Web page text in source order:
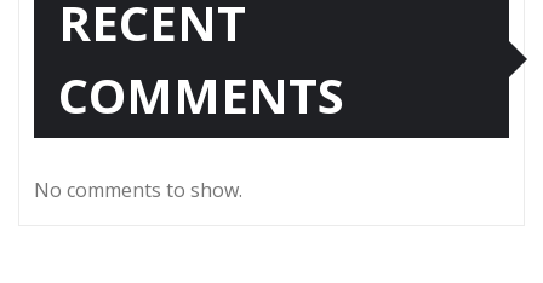
RECENT
COMMENTS
No comments to show.